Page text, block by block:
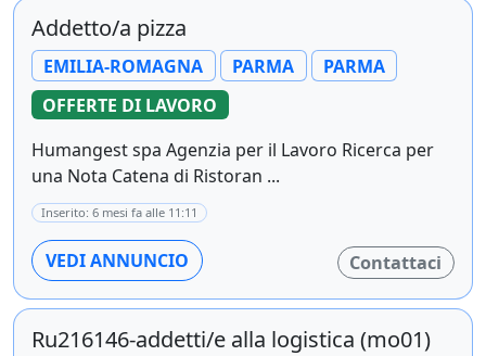
Addetto/a pizza
EMILIA-ROMAGNA PARMA
PARMA
OFFERTE DI LAVORO
Humangest spa Agenzia per il Lavoro Ricerca per
una Nota Catena di Ristoran ...
Inserito: 6 mesi fa alle 11:11
VEDI ANNUNCIO Contattaci
Ru216146-addetti/e alla logistica (mo01)